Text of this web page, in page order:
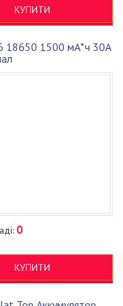
КУПИТИ
18650 1500 мА*ч 30А
0
КУПИТИ